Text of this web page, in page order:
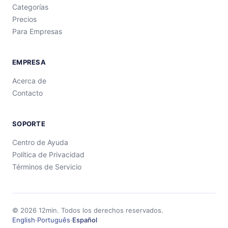
Categorías
Precios
Para Empresas
EMPRESA
Acerca de
Contacto
SOPORTE
Centro de Ayuda
Política de Privacidad
Términos de Servicio
© 2026 12min. Todos los derechos reservados.
English·Português·Español